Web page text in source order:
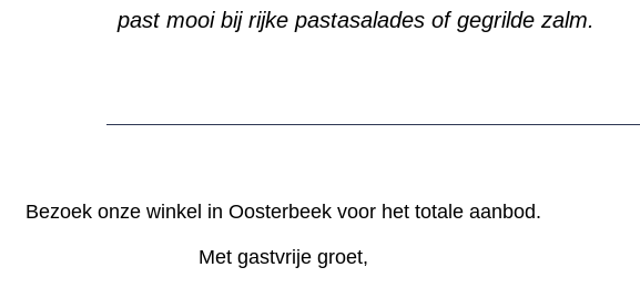
past mooi bij rijke pastasalades of gegrilde zalm.
Bezoek onze winkel in Oosterbeek voor het totale aanbod.
Met gastvrije groet,